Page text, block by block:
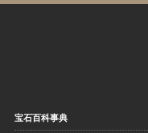
宝石百科事典